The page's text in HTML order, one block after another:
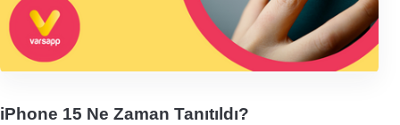
iPhone 15 Ne Zaman Tanıtıldı?